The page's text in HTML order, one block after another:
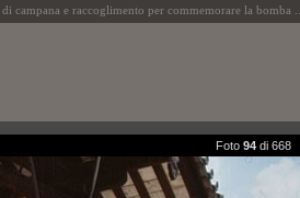
e raccoglimento per commemorare la bomba ...
Foto 94 di 668